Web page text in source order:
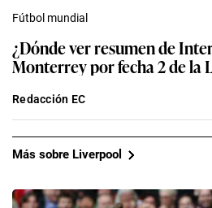
Fútbol mundial
¿Dónde ver resumen de
Monterrey por fecha 2 de la
Redacción EC
Más sobre Liverpool